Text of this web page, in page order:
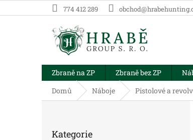
na
774 412 289
Zbraně na ZP Zbraně bez ZP
Domů
Náboje Pistolové a
kategorie
Kategorie